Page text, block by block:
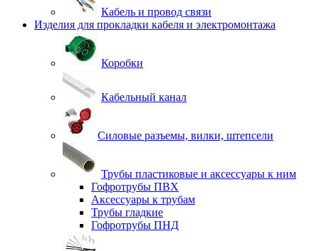
Кабель и провод связи
Изделия для прокладки кабеля и электромонтажа
Коробки
Кабельный канал
Силовые разъемы, вилки, штепсели
Трубы пластиковые и аксессуары к ним
Гофротрубы ПВХ
Аксессуары к трубам
Трубы гладкие
Гофротрубы ПНД